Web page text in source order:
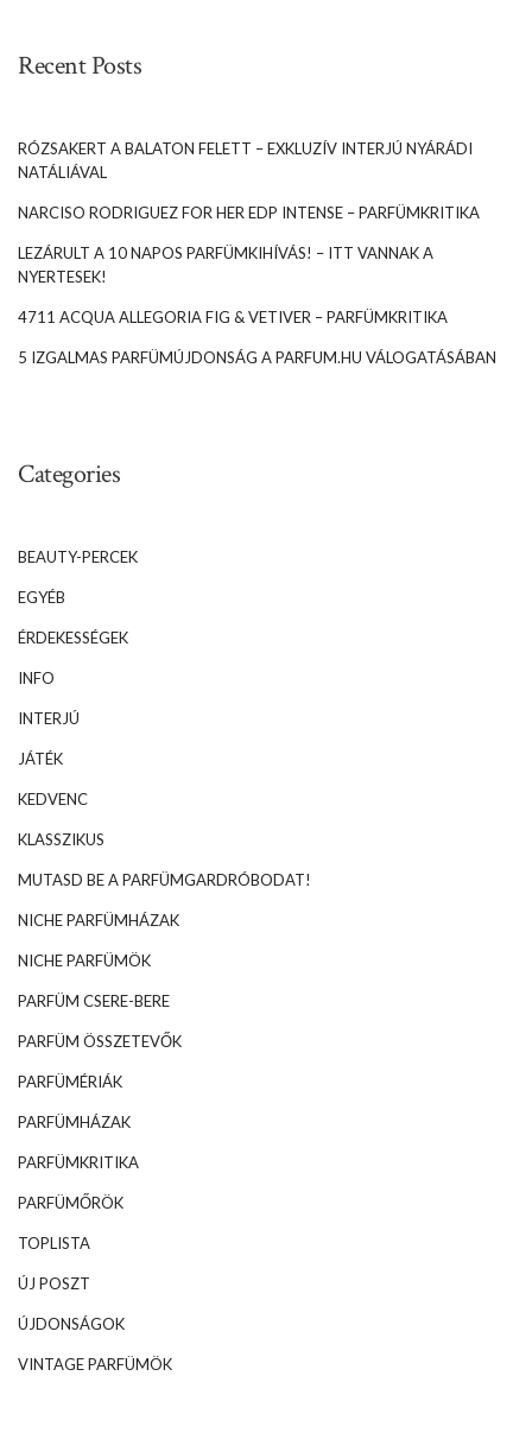
Recent Posts
RÓZSAKERT A BALATON FELETT – EXKLUZÍV INTERJÚ NYÁRÁDI
NATÁLIÁVAL
NARCISO RODRIGUEZ FOR HER EDP INTENSE – PARFÜMKRITIKA
LEZÁRULT A 10 NAPOS PARFÜMKIHÍVÁS! – ITT VANNAK A
NYERTESEK!
4711 ACQUA ALLEGORIA FIG & VETIVER – PARFÜMKRITIKA
5 IZGALMAS PARFÜMÚJDONSÁG A PARFUM.HU VÁLOGATÁSÁBAN
Categories
BEAUTY-PERCEK
EGYÉB
ÉRDEKESSÉGEK
INFO
INTERJÚ
JÁTÉK
KEDVENC
KLASSZIKUS
MUTASD BE A PARFÜMGARDRÓBODAT!
NICHE PARFÜMHÁZAK
NICHE PARFÜMÖK
PARFÜM CSERE-BERE
PARFÜM ÖSSZETEVŐK
PARFÜMÉRIÁK
PARFÜMHÁZAK
PARFÜMKRITIKA
PARFÜMŐRÖK
TOPLISTA
ÚJ POSZT
ÚJDONSÁGOK
VINTAGE PARFÜMÖK